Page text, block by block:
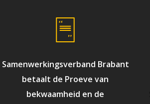
Samenwerkingsverband Brabant
betaalt de Proeve van
bekwaamheid en de